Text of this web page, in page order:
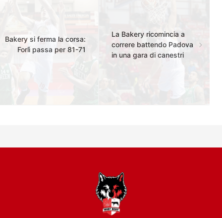
Bakery si ferma la corsa:
Forlì passa per 81-71
La Bakery ricomincia a
correre battendo Padova
in una gara di canestri